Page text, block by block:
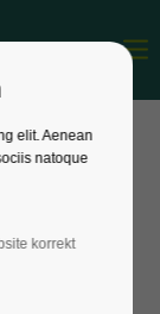
Menu
elit. Aenean
natoque
korrekt